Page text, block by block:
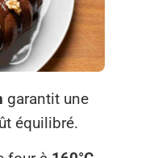
garantit une
équilibré.